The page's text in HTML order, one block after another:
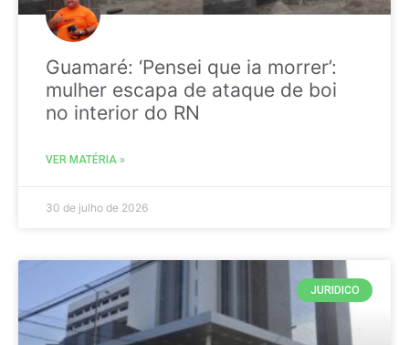
Guamaré: ‘Pensei que ia morrer’:
mulher escapa de ataque de boi
no interior do RN
VER MATÉRIA »
30 de julho de 2026
JURIDICO